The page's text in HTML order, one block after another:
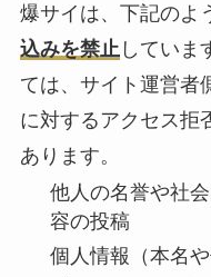
爆サイは、下記のよ
込みを禁止 していま
ては、サイト運営者
に対するアクセス拒
あります。
他人の名誉や社
容の投稿
個人情報（本名